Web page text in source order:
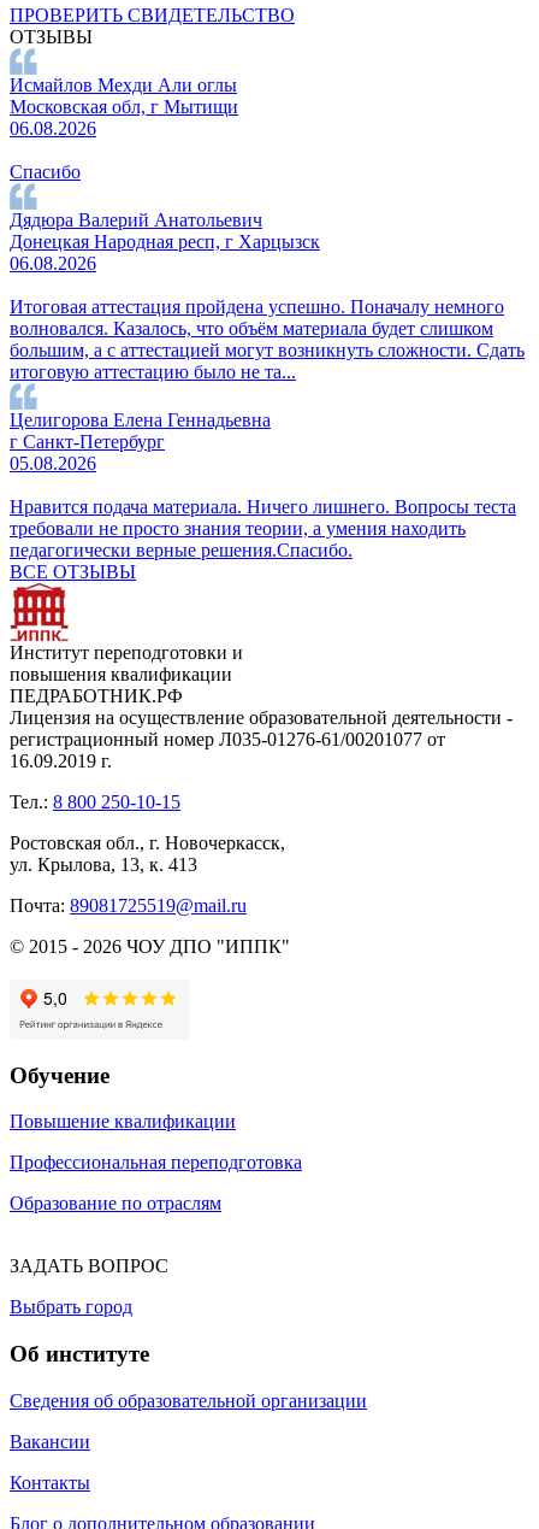
ПРОВЕРИТЬ СВИДЕТЕЛЬСТВО
ОТЗЫВЫ
Исмайлов Мехди Али оглы
Московская обл, г Мытищи
06.08.2026
Спасибо
Дядюра Валерий Анатольевич
Донецкая Народная респ, г Харцызск
06.08.2026
Итоговая аттестация пройдена успешно. Поначалу немного
волновался. Казалось, что объём материала будет слишком
большим, а с аттестацией могут возникнуть сложности. Сдать
итоговую аттестацию было не та...
Целигорова Елена Геннадьевна
г Санкт-Петербург
05.08.2026
Нравится подача материала. Ничего лишнего. Вопросы теста
требовали не просто знания теории, а умения находить
педагогически верные решения.Спасибо.
ВСЕ ОТЗЫВЫ
Институт переподготовки и
повышения квалификации
ПЕДРАБОТНИК.РФ
Лицензия на осуществление образовательной деятельности -
регистрационный номер Л035-01276-61/00201077 от
16.09.2019 г.
Тел.: 8 800 250-10-15
Ростовская обл., г. Новочеркасск,
ул. Крылова, 13, к. 413
Почта: 89081725519@mail.ru
© 2015 - 2026 ЧОУ ДПО "ИППК"
Обучение
Повышение квалификации
Профессиональная переподготовка
Образование по отраслям
ЗАДАТЬ ВОПРОС
Выбрать город
Об институте
Сведения об образовательной организации
Вакансии
Контакты
Блог о дополнительном образовании